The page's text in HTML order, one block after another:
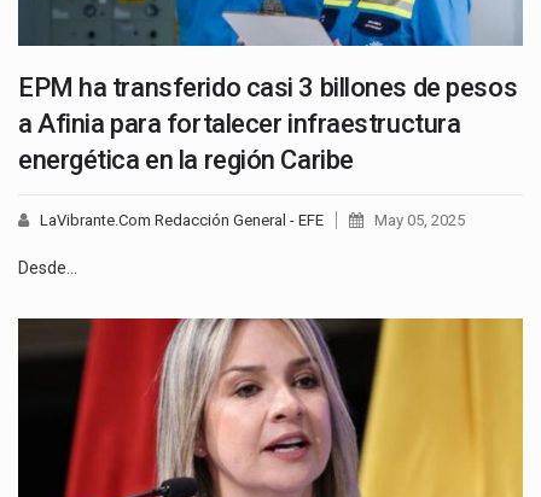
EPM ha transferido casi 3 billones de pesos
a Afinia para fortalecer infraestructura
energética en la región Caribe
LaVibrante.Com Redacción General - EFE May 05, 2025
Desde…